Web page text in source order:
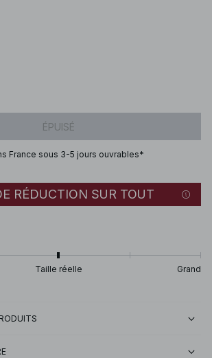
ÉPUISÉ
France sous 3-5 jours ouvrables*
RÉDUCTION SUR TOUT
Taille réelle Grand